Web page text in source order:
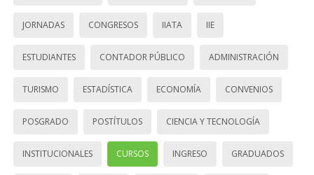
JORNADAS CONGRESOS IIATA IIE
ESTUDIANTES CONTADOR PÚBLICO ADMINISTRACIÓN
TURISMO ESTADÍSTICA ECONOMÍA CONVENIOS
POSGRADO POSTÍTULOS CIENCIA Y TECNOLOGÍA
INSTITUCIONALES CURSOS INGRESO GRADUADOS